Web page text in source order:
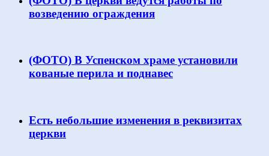
возведению ограждения
(ФОТО) В Успенском храме установили
кованые перила и поднавес
Есть небольшие изменения в реквизитах
церкви